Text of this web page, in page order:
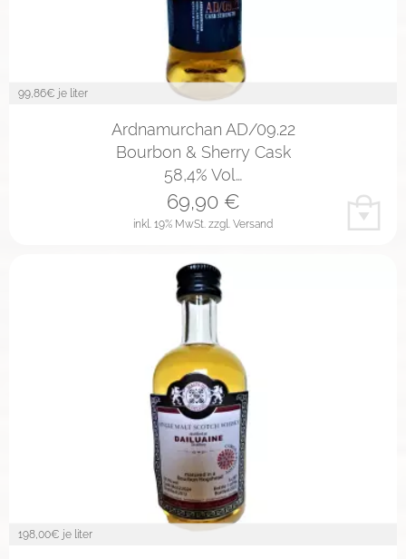
99,86€ je liter
Ardnamurchan AD/09.22
Bourbon & Sherry Cask
58,4% Vol…
inkl. 19% MwSt. zzgl. Versand
69,90€
198,00€ je liter